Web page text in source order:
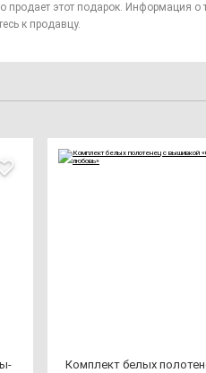
продает этот подарок. Информация о
к продавцу.
Ком­плект бе­лых